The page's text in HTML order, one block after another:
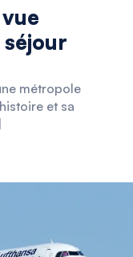
métropole
et sa